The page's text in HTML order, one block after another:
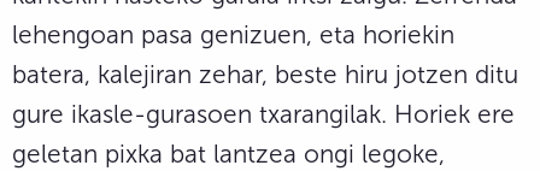
lehengoan pasa genizuen, eta horiekin
batera, kalejiran zehar, beste hiru jotzen ditu
gure ikasle-gurasoen txarangilak. Horiek ere
geletan pixka bat lantzea ongi legoke,